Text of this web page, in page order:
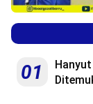
01